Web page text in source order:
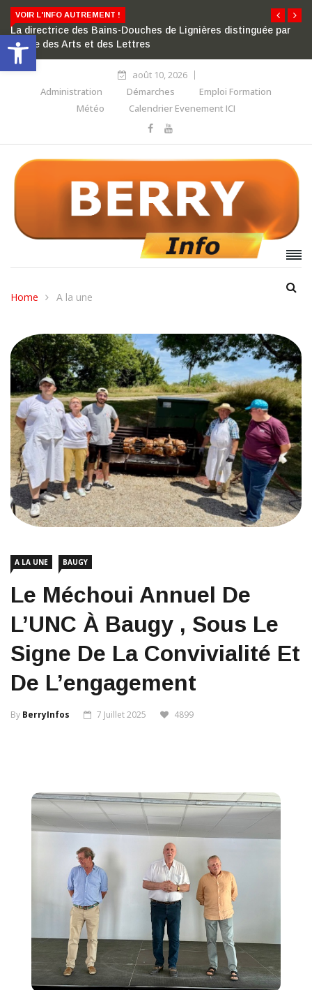
Ouvrir la barre d’outils
VOIR L'INFO AUTREMENT !
La directrice des Bains-Douches de Lignières distinguée par
l’ordre des Arts et des Lettres
août 10, 2026
Administration
Démarches
Emploi Formation
Météo
Calendrier Evenement ICI
Home A la une
A LA UNE BAUGY
Le Méchoui Annuel De
L’UNC À Baugy , Sous Le
Signe De La Convivialité Et
De L’engagement
By BerryInfos 7 Juillet 2025 4899